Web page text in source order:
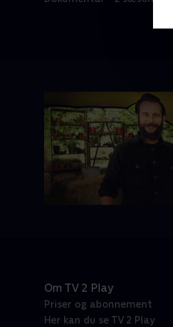
Om TV 2 Play
Priser og abonnement
Her kan du se TV 2 Play